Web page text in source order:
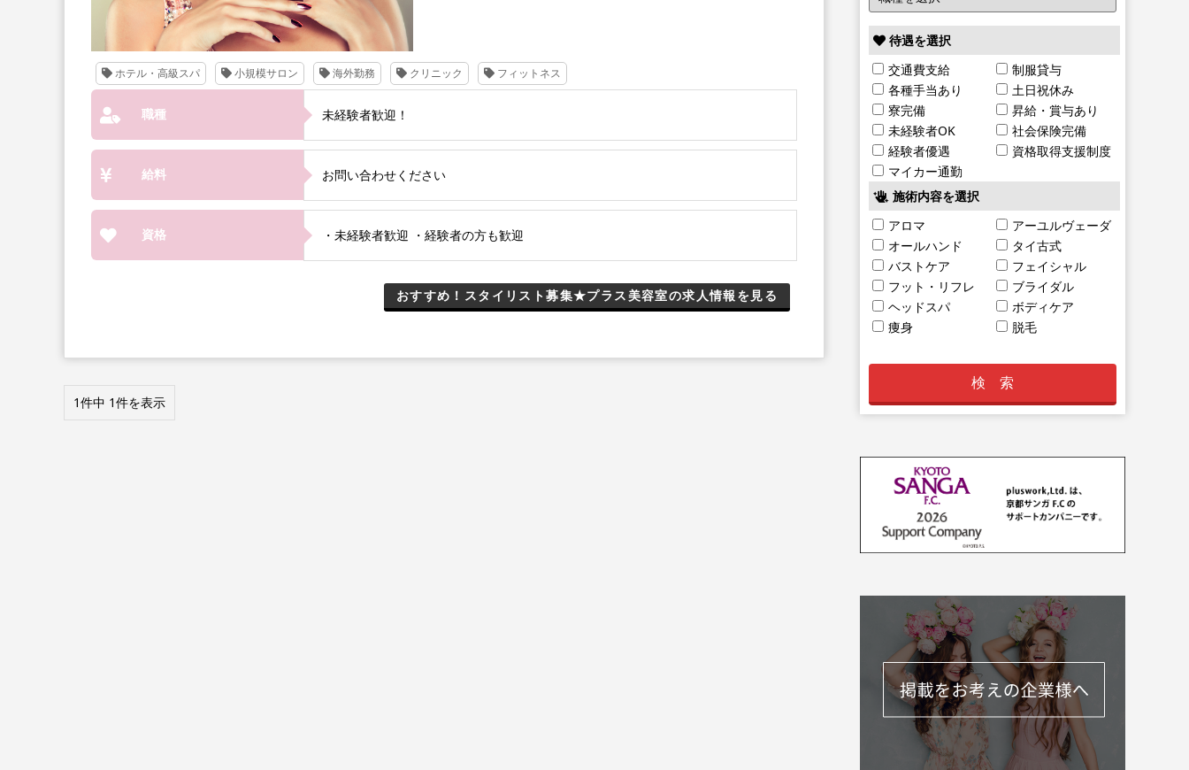
ホテル・高級スパ 小規模サロン 海外勤務 クリニック フィットネス
職種 未経験者歓迎！
給料 お問い合わせください
資格 ・未経験者歓迎 ・経験者の方も歓迎
おすすめ！スタイリスト募集★プラス美容室の求人情報を見る
1件中 1件を表示
待遇を選択
交通費支給
制服貸与
各種手当あり
土日祝休み
寮完備
昇給・賞与あり
未経験者OK
社会保険完備
経験者優遇
資格取得支援制度
マイカー通勤
施術内容を選択
アロマ
アーユルヴェーダ
オールハンド
タイ古式
バストケア
フェイシャル
フット・リフレ
ブライダル
ヘッドスパ
ボディケア
痩身
脱毛